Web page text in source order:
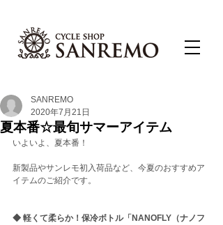
夏本番☆最旬サマーアイテム
SANREMO
2020年7月21日
いよいよ、夏本番！
新製品やサンレモ初入荷品など、今夏のおすすめア
イテムのご紹介です。
◆ 軽くて柔らか！保冷ボトル「NANOFLY（ナノフ